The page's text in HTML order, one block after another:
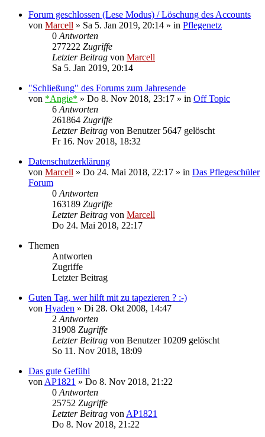
Forum geschlossen (Lese Modus) / Löschung des Accounts
von Marcell » Sa 5. Jan 2019, 20:14 » in Pflegenetz
0 Antworten
277222 Zugriffe
Letzter Beitrag von Marcell
Sa 5. Jan 2019, 20:14
"Schließung" des Forums zum Jahresende
von *Angie* » Do 8. Nov 2018, 23:17 » in Off Topic
6 Antworten
261864 Zugriffe
Letzter Beitrag von Benutzer 5647 gelöscht
Fr 16. Nov 2018, 18:32
Datenschutzerklärung
von Marcell » Do 24. Mai 2018, 22:17 » in Das Pflegeschüler
Forum
0 Antworten
163189 Zugriffe
Letzter Beitrag von Marcell
Do 24. Mai 2018, 22:17
Themen
Antworten
Zugriffe
Letzter Beitrag
Guten Tag, wer hilft mit zu tapezieren ? :-)
von Hyaden » Di 28. Okt 2008, 14:47
2 Antworten
31908 Zugriffe
Letzter Beitrag von Benutzer 10209 gelöscht
So 11. Nov 2018, 18:09
Das gute Gefühl
von AP1821 » Do 8. Nov 2018, 21:22
0 Antworten
25752 Zugriffe
Letzter Beitrag von AP1821
Do 8. Nov 2018, 21:22